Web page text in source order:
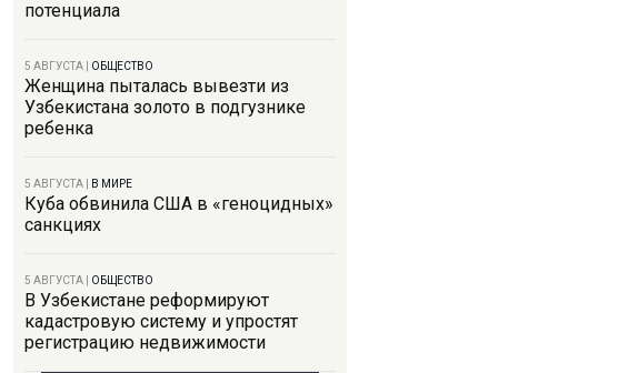
потенциала
5 АВГУСТА ОБЩЕСТВО
Женщина пыталась вывезти из
Узбекистана золото в подгузнике
ребенка
5 АВГУСТА В МИРЕ
Куба обвинила США в «геноцидных»
санкциях
5 АВГУСТА ОБЩЕСТВО
В Узбекистане реформируют
кадастровую систему и упростят
регистрацию недвижимости